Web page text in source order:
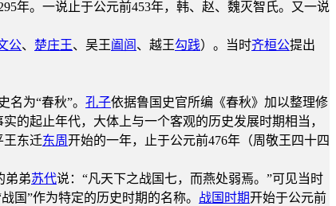
年。一说止于公元前453年，韩、赵、魏灭智氏。又一说
公、 楚庄王、吴王阖闾 、越王勾践）。当时齐桓公提出
为“春秋”。 孔子依据鲁国史官所编《春秋》加以整理修
的起止年代，大体上与一个客观的历史发展时期相当，
王东迁东周开始的一年，止于公元前476年（周敬王四十四
弟弟苏代说：“凡天下之战国七，而燕处弱焉。”可见当时
国”作为特定的历史时期的名称。 战国时期开始于公元前